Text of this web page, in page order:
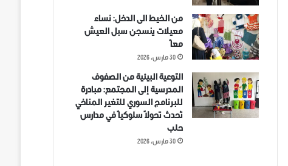
من الخيط الى الدخل: نساء
معيلات ينسجن سبل العيش
معاً
30 مارس، 2026
التوعية البيئية من الصفوف
المدرسية إلى المجتمع: مبادرة
للبرنامج السوري للتغير المناخي
تُحدث تحولاً سلوكياً في مدارس
حلب
30 مارس، 2026